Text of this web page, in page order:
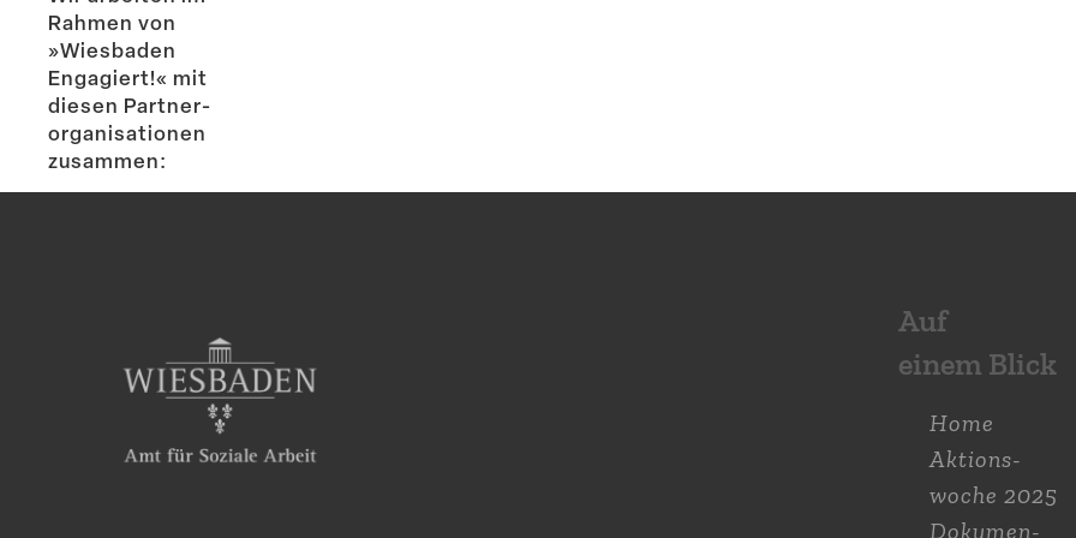
Rahmen von
»Wiesbaden
Engagiert!« mit
diesen Partner­
or­ga­ni­sa­tionen
zusammen:
Auf
einem Blick
Home
Aktions­
woche 2025
Dokumen­